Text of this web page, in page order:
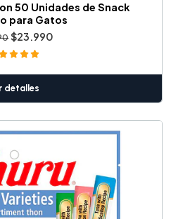
50 Unidades de Snack
para Gatos
$23.990
detalles